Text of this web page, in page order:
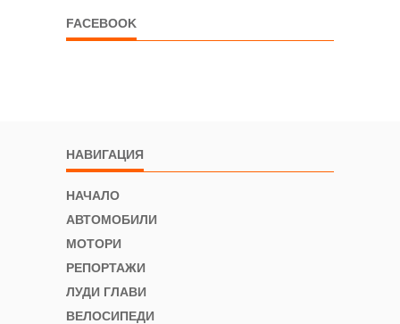
FACEBOOK
НАВИГАЦИЯ
НАЧАЛО
АВТОМОБИЛИ
МОТОРИ
РЕПОРТАЖИ
ЛУДИ ГЛАВИ
ВЕЛОСИПЕДИ